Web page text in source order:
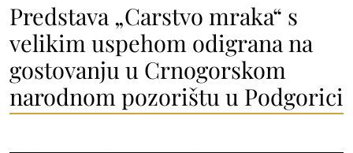
Predstava „Carstvo mraka“ s
velikim uspehom odigrana na
gostovanju u Crnogorskom
narodnom pozorištu u Podgorici